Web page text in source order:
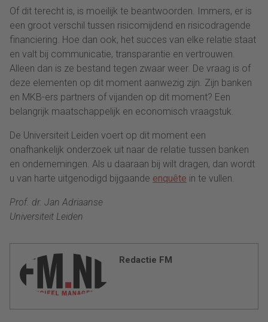
Of dit terecht is, is moeilijk te beantwoorden. Immers, er is
een groot verschil tussen risicomijdend en risicodragende
financiering. Hoe dan ook, het succes van elke relatie staat
en valt bij communicatie, transparantie en vertrouwen.
Alleen dan is ze bestand tegen zwaar weer. De vraag is of
deze elementen op dit moment aanwezig zijn. Zijn banken
en MKB-ers partners of vijanden op dit moment? Een
belangrijk maatschappelijk en economisch vraagstuk.
De Universiteit Leiden voert op dit moment een
onafhankelijk onderzoek uit naar de relatie tussen banken
en ondernemingen. Als u daaraan bij wilt dragen, dan wordt
u van harte uitgenodigd bijgaande enquête in te vullen.
Prof. dr. Jan Adriaanse
Universiteit Leiden
Redactie FM